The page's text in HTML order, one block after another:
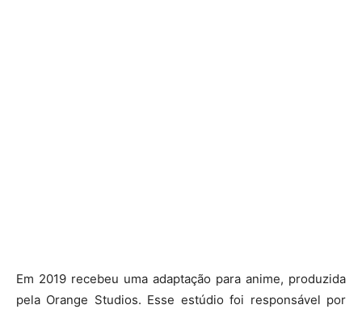
Em 2019 recebeu uma adaptação para anime, produzida
pela Orange Studios. Esse estúdio foi responsável por